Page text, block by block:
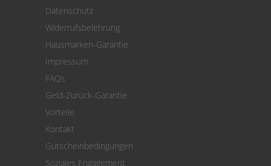
Cookie Einstellungen
Datenschutz
Widerrufsbelehrung
Hausmarken-Garantie
Impressum
FAQs
Geld-Zurück-Garantie
Vorteile
Kontakt
Gutscheinbedingungen
Soziales Engagement